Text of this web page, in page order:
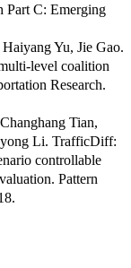
Part C: Emerging
Haiyang Yu, Jie Gao.
level coalition
Research.
Tian,
Li. TrafficDiff:
controllable
Pattern